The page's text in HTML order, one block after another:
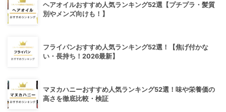
ヘアオイルおすすめ人気ランキング52選【プチプラ・髪質
別やメンズ向けも！】
フライパンおすすめ人気ランキング52選！【焦げ付かな
い・長持ち！2026最新】
マヌカハニーおすすめ人気ランキング52選！味や栄養価の
高さを徹底比較・検証